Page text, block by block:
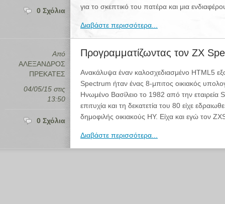
0 Σχόλια
για το σκεπτικό του πατέρα και μια
Διαβάστε περισσότερα...
Από
ΑΛΕΞΑΝΔΡΟΣ
ΠΡΕΚΑΤΕΣ
04/05/15 στις
13:50
0 Σχόλια
Προγραμματίζωντας τον ZX
Ανακάλυψα έναν καλοσχεδιασμένο HTML5
Spectrum ήταν ένας 8-μπιτος οικιακός
Ηνωμένο Βασίλειο το 1982 από την εταιρεία
επιτυχία και τη δεκατετία του 80 είχε
δημοφιλής οικιακούς ΗΥ. Είχα και εγώ τον
Διαβάστε περισσότερα...